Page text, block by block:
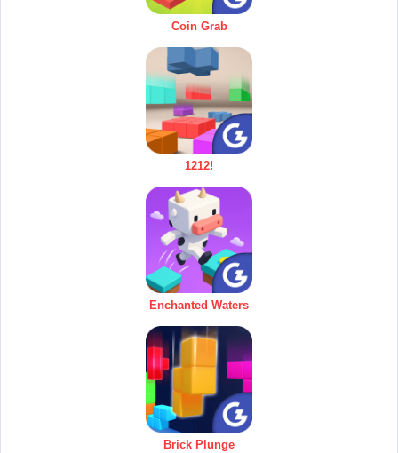
Coin Grab
1212!
Enchanted Waters
Brick Plunge